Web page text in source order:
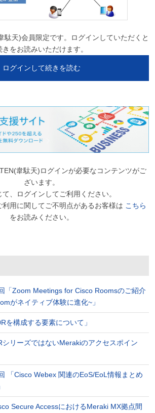
駄天)会員限定です。ログインしていただくと
きをお読みいただけます。
ログインして続きを読む
韋駄天)ログインが必要なコンテンツがご
ざいます。
、ログインしてご利用ください。
利用に関してご不明点があるお客様は こちら
をお読みください。
「Zoom Meetings for Cisco Roomsのご紹介
がネイティブ体験に進化~」
を構成する要素について」
リーズではないMerakiのアクセスポイン
「Cisco Webex 関連のEoS/EoL情報まとめ
Secure AccessにおけるMeraki MX拠点間